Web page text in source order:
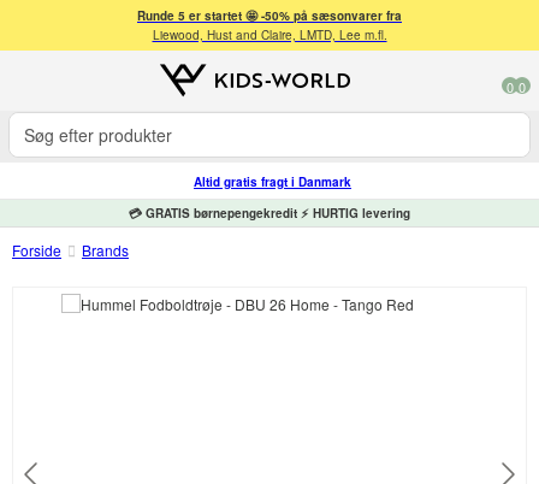
Runde 5 er startet 🤩 -50% på sæsonvarer fra
Liewood, Hust and Claire, LMTD, Lee m.fl.
0 0
Altid gratis fragt i Danmark
💳 GRATIS børnepengekredit ⚡ HURTIG levering
Forside Brands